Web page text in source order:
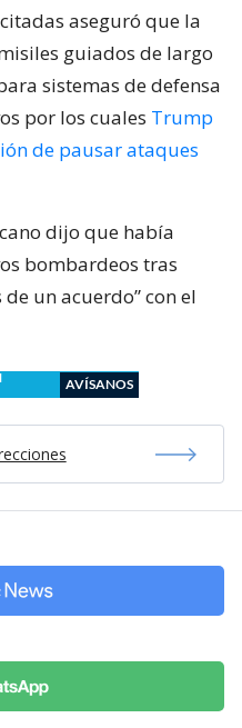
aseguró que la
guiados de largo
sistemas de defensa
por los cuales Trump
de pausar ataques
dijo que había
bombardeos tras
un acuerdo” con el
AVÍSANOS